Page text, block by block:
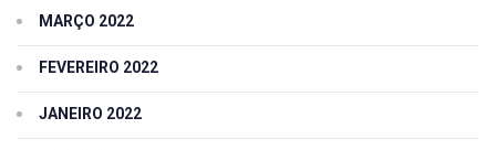
MARÇO 2022
FEVEREIRO 2022
JANEIRO 2022